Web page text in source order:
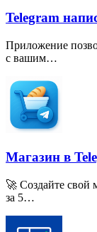
Telegram
Приложение
с вашим…
Магазин в
🚀 Создайте свой
за 5…